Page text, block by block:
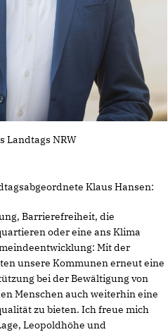
Landtags NRW
Klaus Hansen:
Barrierefreiheit, die
oder eine ans Klima
Mit der
unsere Kommunen erneut eine
bei der Bewältigung von
Menschen auch weiterhin eine
zu bieten. Ich freue mich
Leopoldhöhe und